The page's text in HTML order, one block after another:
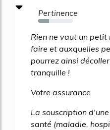
Pertinence
32%
Rien ne vaut un
faire et auxquelles
pourrez ainsi
tranquille !
Votre assurance
La souscription
santé (maladie,